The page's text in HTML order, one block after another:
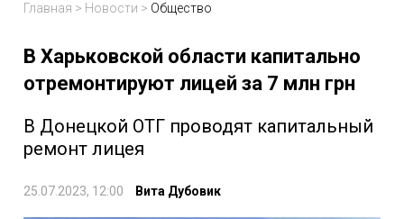
Главная > Новости > Общество
В Харьковской области капитально
отремонтируют лицей за 7 млн грн
В Донецкой ОТГ проводят капитальный
ремонт лицея
25.07.2023, 12:00 Вита Дубовик